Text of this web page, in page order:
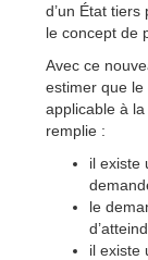
d’un État
le concept de
Avec ce
estimer que
applicable à
remplie :
il existe
le
il existe